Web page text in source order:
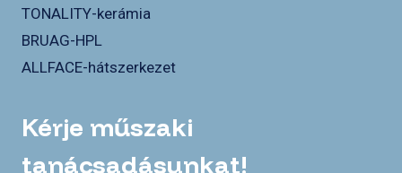
TONALITY-kerámia
BRUAG-HPL
ALLFACE-hátszerkezet
Kérje műszaki
tanácsadásunkat!